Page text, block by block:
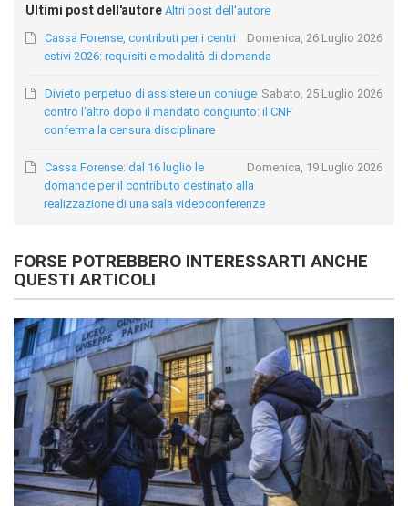
Ultimi post dell'autore Altri post dell'autore
Domenica, 26 Luglio 2026
Cassa Forense, contributi per i centri
estivi 2026: requisiti e modalità di domanda
Sabato, 25 Luglio 2026
Divieto perpetuo di assistere un coniuge
contro l'altro dopo il mandato congiunto: il CNF
conferma la censura disciplinare
Domenica, 19 Luglio 2026
Cassa Forense: dal 16 luglio le
domande per il contributo destinato alla
realizzazione di una sala videoconferenze
FORSE POTREBBERO INTERESSARTI ANCHE
QUESTI ARTICOLI